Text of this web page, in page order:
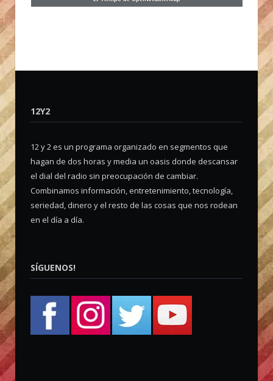
12Y2
12 y 2 es un programa organizado en segmentos que
hagan de dos horas y media un oasis donde descansar
el dial del radio sin preocupación de cambiar.
Combinamos información, entretenimiento, tecnología,
seriedad, dinero y el resto de las cosas que nos rodean
en el día a día.
SÍGUENOS!